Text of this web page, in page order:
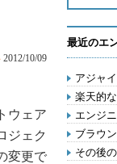
2012/10/09
ウェア
ジェク
変更で
最近のエ
アジャ
楽天的
エンジ
ブラウ
その後